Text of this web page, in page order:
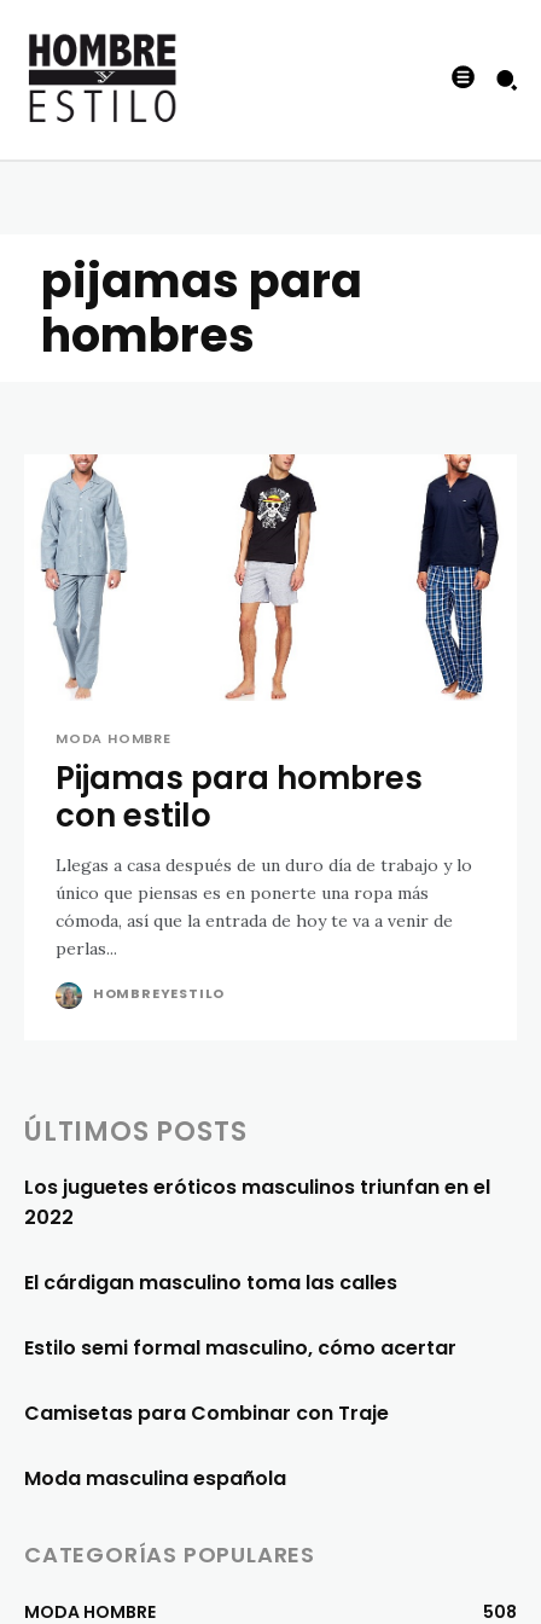
pijamas para
hombres
MODA HOMBRE
Pijamas para hombres
con estilo
Llegas a casa después de un duro día de trabajo y lo
único que piensas es en ponerte una ropa más
cómoda, así que la entrada de hoy te va a venir de
perlas...
HOMBREYESTILO
ÚLTIMOS POSTS
Los juguetes eróticos masculinos triunfan en el
2022
El cárdigan masculino toma las calles
Estilo semi formal masculino, cómo acertar
Camisetas para Combinar con Traje
Moda masculina española
CATEGORÍAS POPULARES
MODA HOMBRE 508